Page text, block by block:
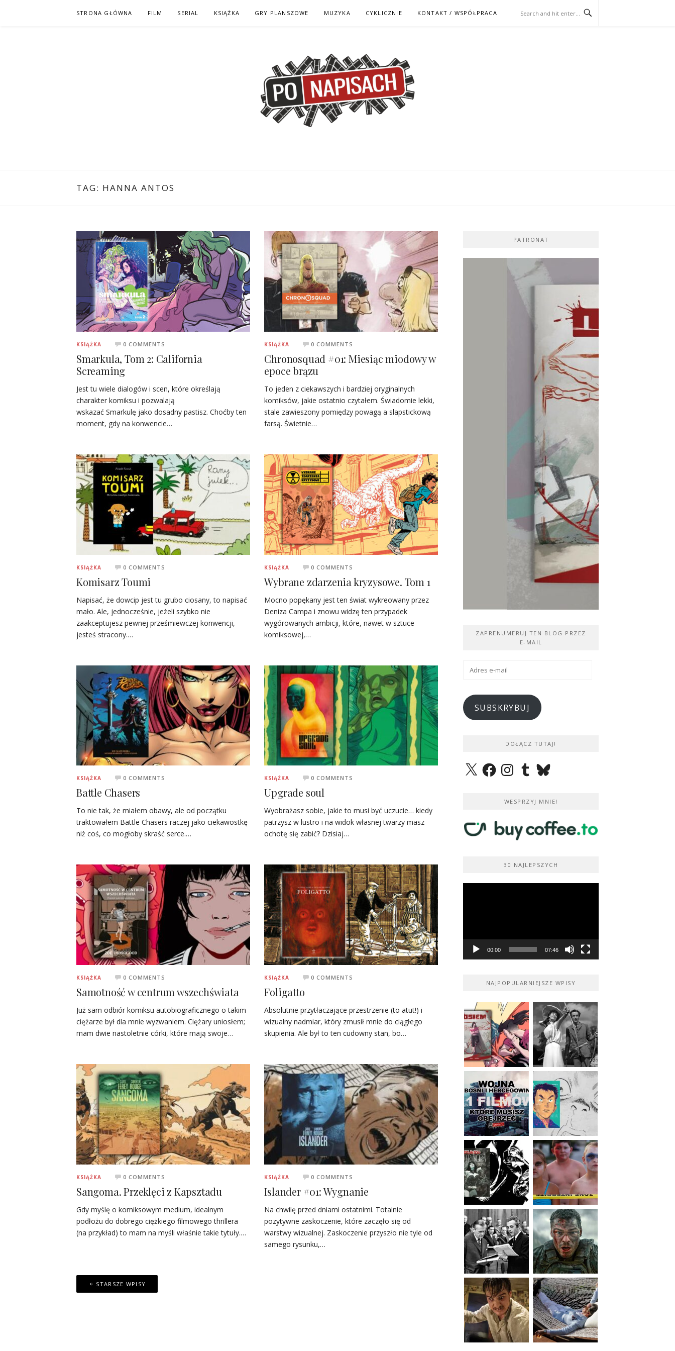
STRONA GŁÓWNA FILM SERIAL KSIĄŻKA GRY PLANSZOWE MUZYKA CYKLICZNIE KONTAKT / WSPÓŁPRACA
TAG: HANNA ANTOS
KSIĄŻKA 0 COMMENTS
Smarkula, Tom 2: California
Screaming
Jest tu wiele dialogów i scen, które określają
charakter komiksu i pozwalają
wskazać Smarkulę jako dosadny pastisz. Choćby ten
moment, gdy na konwencie…
KSIĄŻKA 0 COMMENTS
Chronosquad #01: Miesiąc miodowy w
epoce brązu
To jeden z ciekawszych i bardziej oryginalnych
komiksów, jakie ostatnio czytałem. Świadomie lekki,
stale zawieszony pomiędzy powagą a slapstickową
farsą. Świetnie…
KSIĄŻKA 0 COMMENTS
Komisarz Toumi
Napisać, że dowcip jest tu grubo ciosany, to napisać
mało. Ale, jednocześnie, jeżeli szybko nie
zaakceptujesz pewnej prześmiewczej konwencji,
jesteś stracony.…
KSIĄŻKA 0 COMMENTS
Wybrane zdarzenia kryzysowe. Tom 1
Mocno popękany jest ten świat wykreowany przez
Deniza Campa i znowu widzę ten przypadek
wygórowanych ambicji, które, nawet w sztuce
komiksowej,…
KSIĄŻKA 0 COMMENTS
Battle Chasers
To nie tak, że miałem obawy, ale od początku
traktowałem Battle Chasers raczej jako ciekawostkę
niż coś, co mogłoby skraść serce.…
KSIĄŻKA 0 COMMENTS
Upgrade soul
Wyobrażasz sobie, jakie to musi być uczucie… kiedy
patrzysz w lustro i na widok własnej twarzy masz
ochotę się zabić? Dzisiaj…
KSIĄŻKA 0 COMMENTS
Samotność w centrum wszechświata
Już sam odbiór komiksu autobiograficznego o takim
ciężarze był dla mnie wyzwaniem. Ciężary uniosłem;
mam dwie nastoletnie córki, które mają swoje…
KSIĄŻKA 0 COMMENTS
Foligatto
Absolutnie przytłaczające przestrzenie (to atut!) i
wizualny nadmiar, który zmusił mnie do ciągłego
skupienia. Ale był to ten cudowny stan, bo…
KSIĄŻKA 0 COMMENTS
Sangoma. Przeklęci z Kapsztadu
Gdy myślę o komiksowym medium, idealnym
podłożu do dobrego ciężkiego filmowego thrillera
(na przykład) to mam na myśli właśnie takie tytuły.…
KSIĄŻKA 0 COMMENTS
Islander #01: Wygnanie
Na chwilę przed dniami ostatnimi. Totalnie
pozytywne zaskoczenie, które zaczęło się od
warstwy wizualnej. Zaskoczenie przyszło nie tyle od
samego rysunku,…
Nawigacja
STARSZE WPISY
PATRONAT
ZAPRENUMERUJ TEN BLOG PRZEZ
E-MAIL
Adres
SUBSKRYBUJ
DOŁĄCZ TUTAJ!
X FacebookInstagramTumblrBluesky
WESPRZYJ MNIE!
30 NAJLEPSZYCH
00:00 07:46
NAJPOPULARNIEJSZE WPISY